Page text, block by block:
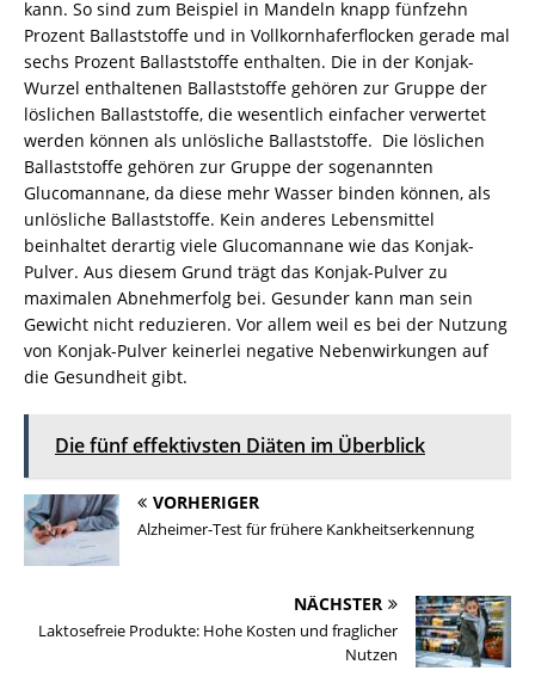
kann. So sind zum Beispiel in Mandeln knapp fünfzehn
Prozent Ballaststoffe und in Vollkornhaferflocken gerade mal
sechs Prozent Ballaststoffe enthalten. Die in der Konjak-
Wurzel enthaltenen Ballaststoffe gehören zur Gruppe der
löslichen Ballaststoffe, die wesentlich einfacher verwertet
werden können als unlösliche Ballaststoffe. Die löslichen
Ballaststoffe gehören zur Gruppe der sogenannten
Glucomannane, da diese mehr Wasser binden können, als
unlösliche Ballaststoffe. Kein anderes Lebensmittel
beinhaltet derartig viele Glucomannane wie das Konjak-
Pulver. Aus diesem Grund trägt das Konjak-Pulver zu
maximalen Abnehmerfolg bei. Gesunder kann man sein
Gewicht nicht reduzieren. Vor allem weil es bei der Nutzung
von Konjak-Pulver keinerlei negative Nebenwirkungen auf
die Gesundheit gibt.
Die fünf effektivsten Diäten im Überblick
VORHERIGER
Alzheimer-Test für frühere Kankheitserkennung
NÄCHSTER
Laktosefreie Produkte: Hohe Kosten und fraglicher
Nutzen